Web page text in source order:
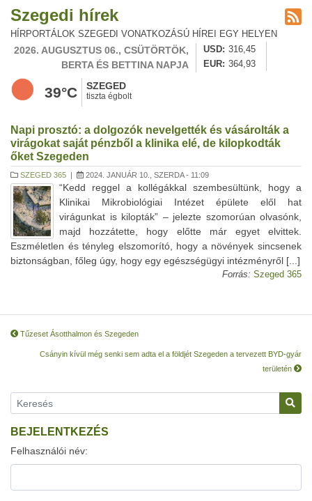
Szegedi hírek
HÍRPORTÁLOK SZEGEDI VONATKOZÁSÚ HÍREI EGY HELYEN
2026. AUGUSZTUS 06., CSÜTÖRTÖK,
BERTA ÉS BETTINA NAPJA
USD
316,45
EUR
364,93
39°C SZEGED
tiszta égbolt
Napi prosztó: a dolgozók nevelgették és vásárolták a
virágokat saját pénzből a klinika elé, de kilopkodták
őket Szegeden
SZEGED 365 | 2024. JANUÁR 10., SZERDA - 11:09
“Kedd reggel a kollégákkal szembesültünk, hogy a
Klinikai Mikrobiológiai Intézet épülete elől hat
virágunkat is kilopták” – jelezte szomorúan olvasónk,
majd hozzátette, hogy előtte már egyet elvittek.
Eszméletlen és tényleg elszomorító, hogy a növények sincsenek
biztonságban, főleg úgy, hogy egy egészségügyi intézményről [...]
Forrás: Szeged 365
Tűzeset Ásotthalmon és Szegeden
Csányin kívül még senki sem adta el a földjét Szegeden a tervezett BYD-gyár
területén
BEJELENTKEZÉS
Felhasználói név: